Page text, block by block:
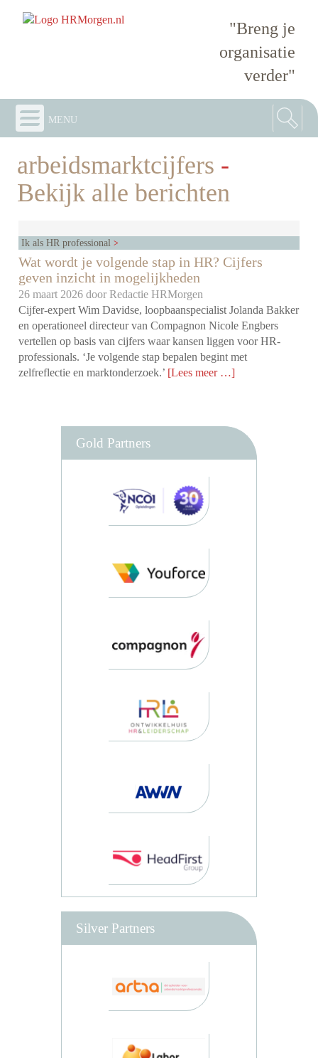
"Breng je
organisatie
verder"
menu
arbeidsmarktcijfers -
Bekijk alle berichten
Ik als HR professional
Wat wordt je volgende stap in HR? Cijfers
geven inzicht in mogelijkheden
26 maart 2026 doorRedactie HRMorgen
Cijfer-expert Wim Davidse, loopbaanspecialist Jolanda Bakker
en operationeel directeur van Compagnon Nicole Engbers
vertellen op basis van cijfers waar kansen liggen voor HR-
professionals. ‘Je volgende stap bepalen begint met
zelfreflectie en marktonderzoek.’ [Lees meer …]
Gold Partners
Silver Partners